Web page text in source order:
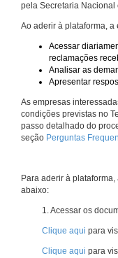
pela Secretaria
Ao aderir à plataforma,
Acessar
reclamações
Analisar as
Apresentar
As empresas
condições previstas no
passo detalhado do
seção Perguntas
Para aderir à
abaixo:
1. Acessar os
Clique aqui para
Clique aqui para